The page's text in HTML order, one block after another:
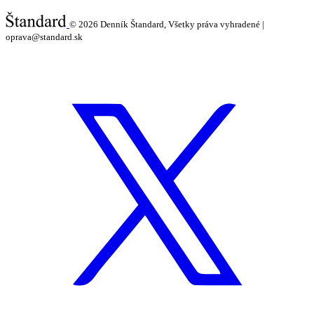
© 2026 Denník Štandard, Všetky práva vyhradené |
oprava@standard.sk